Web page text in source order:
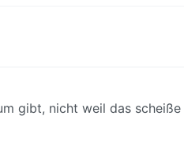
gibt, nicht weil das scheiße